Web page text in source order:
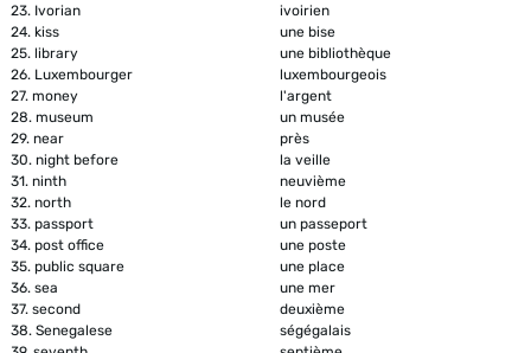
23. Ivorian
ivoirien
24. kiss
une bise
25. library
une bibliothèque
26. Luxembourger
luxembourgeois
27. money
l'argent
28. museum
un musée
29. near
près
30. night before
la veille
31. ninth
neuvième
32. north
le nord
33. passport
un passeport
34. post office
une poste
35. public square
une place
36. sea
une mer
37. second
deuxième
38. Senegalese
ségégalais